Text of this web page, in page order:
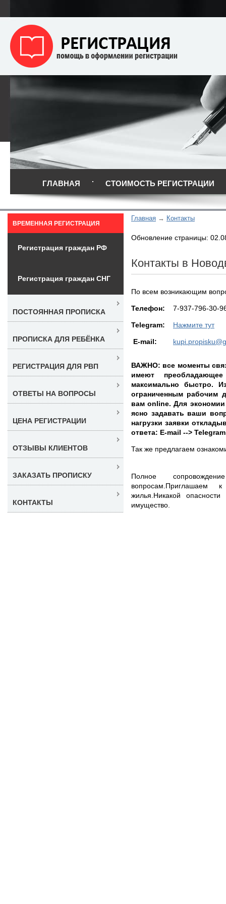
ГЛАВНАЯ СТОИМОСТЬ РЕГИСТРАЦИИ
Главная Контакты
Обновление страницы:
Контакты в
По всем возникающим
Teлефон: 7-937-796-30-
Telegram: Нажмите тут
E-mail:
ВАЖНО: все моменты
имеют
максимально быстро.
ограниченным рабочим
вам online. Для
ясно задавать ваши
нагрузки заявки
ответа: E-mail -->
Так же предлагаем
Полное
вопросам.Приглашаем
жилья.Никакой
имущество.
ВРЕМЕННАЯ РЕГИСТРАЦИЯ
Регистрация граждан РФ
Регистрация граждан СНГ
ПОСТОЯННАЯ ПРОПИСКА
ПРОПИСКА ДЛЯ РЕБЁНКА
РЕГИСТРАЦИЯ ДЛЯ РВП
ОТВЕТЫ НА ВОПРОСЫ
ЦЕНА РЕГИСТРАЦИИ
ОТЗЫВЫ КЛИЕНТОВ
ЗАКАЗАТЬ ПРОПИСКУ
КОНТАКТЫ